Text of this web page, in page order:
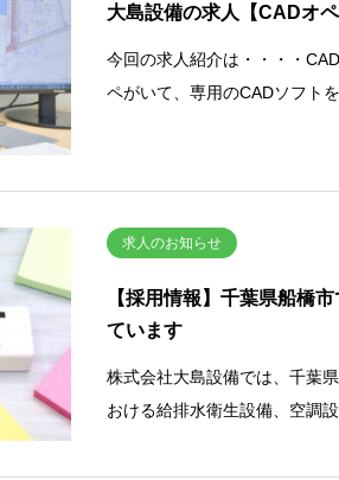
大島設備の求人【CADオペ
今回の求人紹介は・・・・
ペがいて、専用のCADソフト
求人のお知らせ
【採用情報】千葉県船橋
ています
株式会社大島設備では、千葉
おける給排水衛生設備、空調